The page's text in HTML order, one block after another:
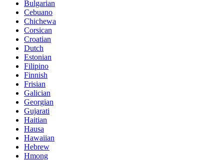
Bulgarian
Cebuano
Chichewa
Corsican
Croatian
Dutch
Estonian
Filipino
Finnish
Frisian
Galician
Georgian
Gujarati
Haitian
Hausa
Hawaiian
Hebrew
Hmong